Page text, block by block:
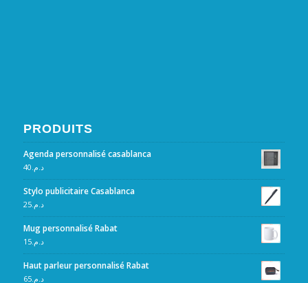
PRODUITS
Agenda personnalisé casablanca
د.م. 40
Stylo publicitaire Casablanca
د.م.25
Mug personnalisé Rabat
د.م.15
Haut parleur personnalisé Rabat
د.م.65